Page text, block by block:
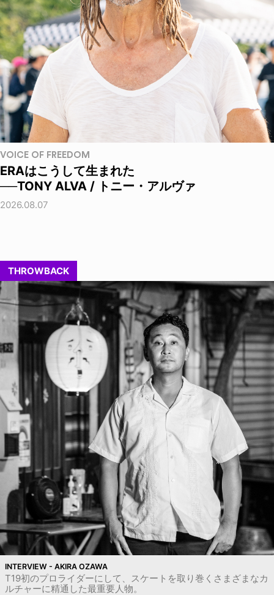
VOICE OF FREEDOM
ERAはこうして生まれた
──TONY ALVA / トニー・アルヴァ
2026.08.07
THROWBACK
INTERVIEW - AKIRA OZAWA
T19初のプロライダーにして、スケートを取り巻くさまざまなカ
ルチャーに精通した最重要人物。